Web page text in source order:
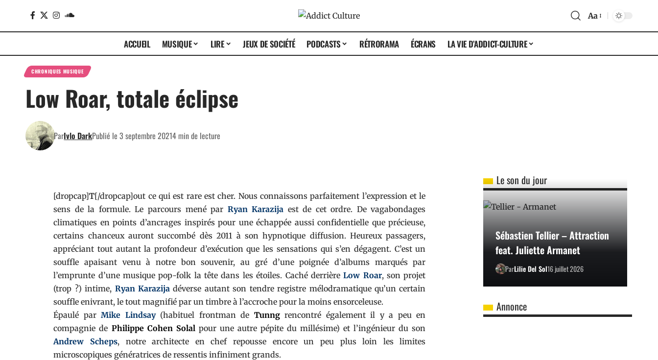
Aa
ACCUEIL MUSIQUE LIRE JEUX DE SOCIÉTÉ PODCASTS RÉTRORAMA ÉCRANS LA VIE D’ADDICT-CULTURE
CHRONIQUES MUSIQUE
Low Roar, totale éclipse
ParIvlo DarkPublié le 3 septembre 20214 min de lecture
[dropcap]T[/dropcap]out ce qui est rare est cher. Nous connaissons parfaitement l’expression et le
sens de la formule. Le parcours mené par Ryan Karazija est de cet ordre. De vagabondages
climatiques en points d’ancrages inspirés pour une échappée aussi confidentielle que précieuse,
certains chanceux auront succombé dès 2011 à son hypnotique diffusion. Heureux passagers,
appréciant tout autant la profondeur d’exécution que les sensations qui s’en dégagent. C’est un
souffle apaisant venu à notre bon souvenir, au gré d’une poignée d’albums marqués par
l’emprunte d’une musique pop-folk la tête dans les étoiles. Caché derrièreLow Roar, son projet
(trop ?) intime, Ryan Karazija déverse autant son tendre registre mélodramatique qu’un certain
souffle enivrant, le tout magnifié par un timbre à l’accroche pour la moins ensorceleuse.
Épaulé parMike Lindsay(habituel frontman de Tunngrencontré également il y a peu en
compagnie de Philippe Cohen Solalpour une autre pépite du millésime) et l’ingénieur du son
Andrew Scheps, notre architecte en chef repousse encore un peu plus loin les limites
microscopiques génératrices de ressentis infiniment grands.
Le son du jour
Sébastien Tellier – Attraction
feat. Juliette Armanet
ParLilie Del Sol16 juillet 2026
Annonce